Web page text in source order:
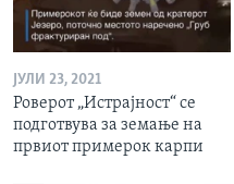
ЈУЛИ 23, 2021
Роверот „Истрајност“ се
подготвува за земање на
првиот примерок карпи